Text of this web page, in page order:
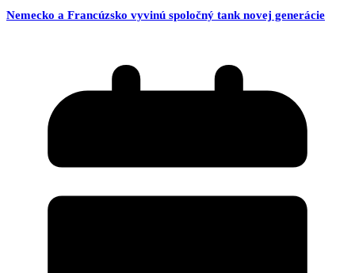
Nemecko a Francúzsko vyvinú spoločný tank novej generácie